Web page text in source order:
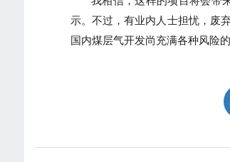
示。不过，有业内人士担忧，废
国内煤层气开发尚充满各种风险